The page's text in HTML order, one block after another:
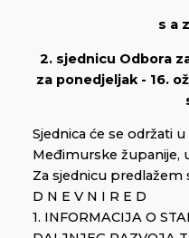
s a
2. sjednicu Odbora
za ponedjeljak - 16.
Sjednica će se održati
Međimurske županije,
Za sjednicu predlažem
D N E V N I R E D
1. INFORMACIJA O